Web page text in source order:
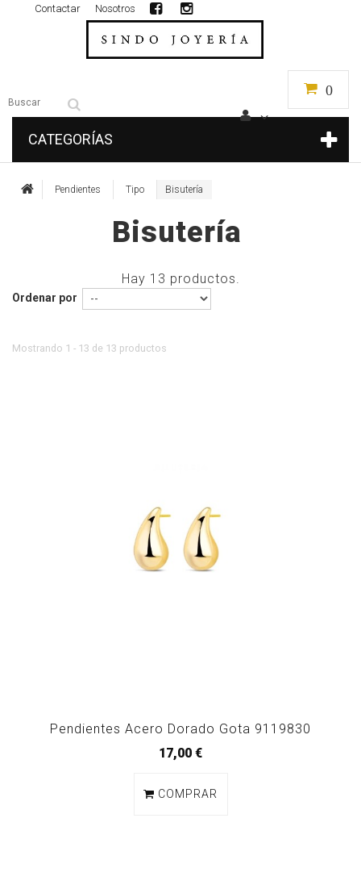
0
Nosotros
Contactar
CATEGORÍAS
Pendientes Tipo Bisutería
Bisutería
Hay 13 productos.
Ordenar por
Mostrando 1 - 13 de 13 productos
Pendientes Acero Dorado Gota 9119830
17,00 €
COMPRAR